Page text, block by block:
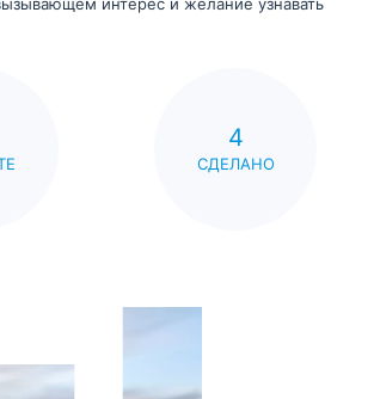
интерес и желание узнавать
4
СДЕЛАНО